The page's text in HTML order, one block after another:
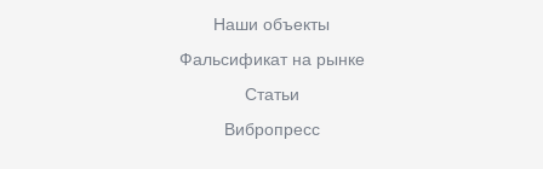
Наши объекты
Фальсификат на рынке
Статьи
Вибропресс